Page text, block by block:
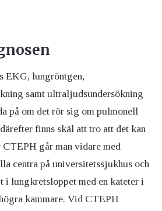
EKG, lungröntgen,
samt ultraljudsundersökning
på om det rör sig om pulmonell
finns skäl att tro att det kan
går man vidare med
centra på universitetssjukhus och
i lungkretsloppet med en kateter i
kammare. Vid CTEPH